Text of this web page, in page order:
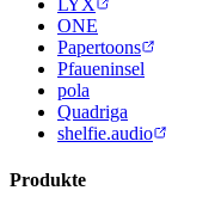
ONE
Papertoons
Pfaueninsel
pola
Quadriga
shelfie.audio
Produkte